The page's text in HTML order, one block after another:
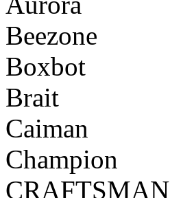
Beezone
Boxbot
Brait
Caiman
Champion
CRAFTSMAN